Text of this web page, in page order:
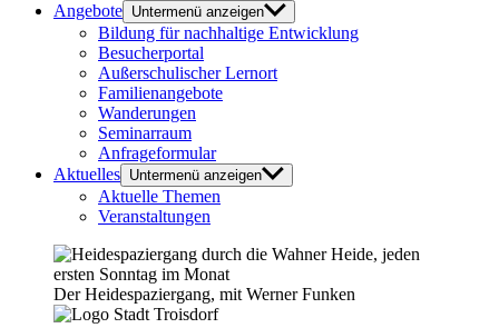
Angebote Untermenü anzeigen
Bildung für nachhaltige Entwicklung
Besucherportal
Außerschulischer Lernort
Familienangebote
Wanderungen
Seminarraum
Anfrageformular
Aktuelles Untermenü anzeigen
Aktuelle Themen
Veranstaltungen
Der Heidespaziergang, mit Werner Funken